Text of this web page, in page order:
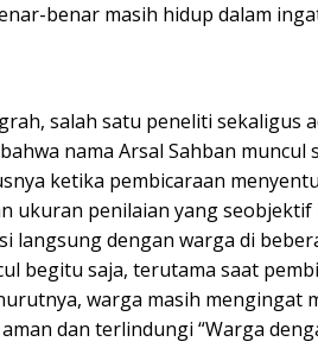
benar masih hidup dalam
salah satu peneliti sekaligus
nama Arsal Sahban
ketika pembicaraan
ukuran penilaian yang
langsung dengan warga di
begitu saja, terutama saat
warga masih mengingat
dan terlindungi “Warga